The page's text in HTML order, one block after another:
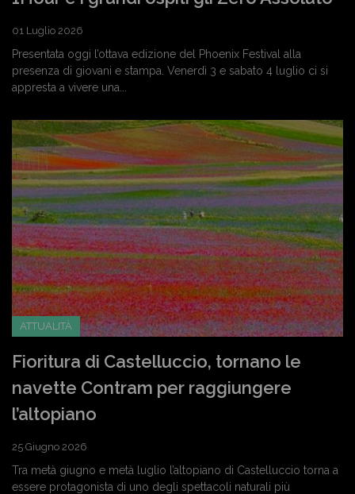
01 Luglio 2026
Presentata oggi l’ottava edizione del Phoenix Festival alla
presenza di giovani e stampa. Venerdì 3 e sabato 4 luglio ci si
appresta a vivere una...
ATTUALITÀ
Fioritura di Castelluccio, tornano le
navette Contram per raggiungere
l’altopiano
25 Giugno 2026
Tra metà giugno e metà luglio l’altopiano di Castelluccio torna a
essere protagonista di uno degli spettacoli naturali più